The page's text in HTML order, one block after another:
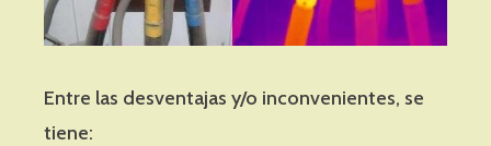
Entre las desventajas y/o inconvenientes, se
tiene: